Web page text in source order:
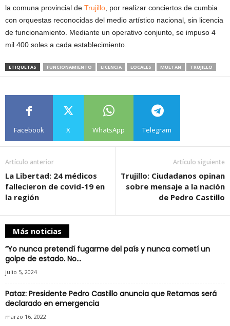
la comuna provincial de Trujillo , por realizar conciertos de cumbia
con orquestas reconocidas del medio artístico nacional, sin licencia
de funcionamiento. Mediante un operativo conjunto, se impuso 4
mil 400 soles a cada establecimiento.
ETIQUETAS FUNCIONAMIENTO LICENCIA LOCALES MULTAN TRUJILLO
Facebook X WhatsApp Telegram
Copy URL
Artículo anterior
La Libertad: 24 médicos
fallecieron de covid-19 en
la región
Artículo siguiente
Trujillo: Ciudadanos opinan
sobre mensaje a la nación
de Pedro Castillo
Más noticias
”Yo nunca pretendí fugarme del país y nunca cometí un
golpe de estado. No...
julio 5, 2024
Pataz: Presidente Pedro Castillo anuncia que Retamas será
declarado en emergencia
marzo 16, 2022